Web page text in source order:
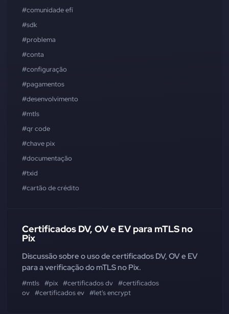
#comunidade efí
#sdk
#problema
#conta
#configuração
#pagamentos
#desenvolvimento
#mtls
#qr code
#chave pix
#documentação
#txid
#cartão de crédito
Certificados DV, OV e EV para mTLS no
Pix
Discussão sobre o uso de certificados DV, OV e EV
para a verificação do mTLS no Pix.
#mtls #pix #certificados dv #certificados
ov #certificados ev #let's encrypt